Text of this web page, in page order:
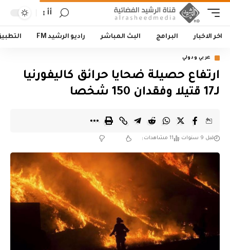
أأ
اخر الاخبار البرامج البث المباشر راديو الرشيد FM
عربي ودولي
ارتفاع حصيلة ضحايا حرائق كاليفورنيا
لـ17 قتيلا وفقدان 150 شخصا
قبل 9 سنوات 11 مشاهدات